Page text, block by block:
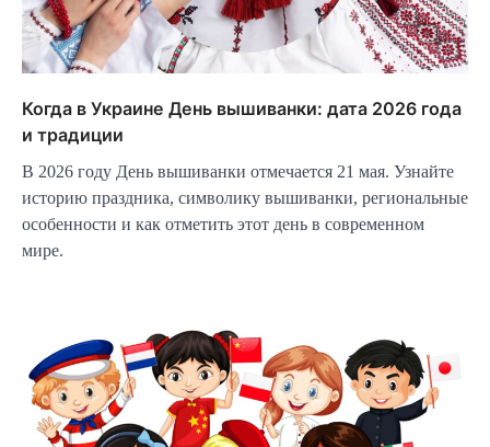
Когда в Украине День вышиванки: дата 2026 года
и традиции
В 2026 году День вышиванки отмечается 21 мая. Узнайте
историю праздника, символику вышиванки, региональные
особенности и как отметить этот день в современном
мире.